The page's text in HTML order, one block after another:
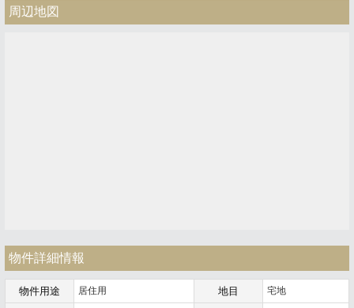
周辺地図
物件詳細情報
物件用途 居住用 地目 宅地